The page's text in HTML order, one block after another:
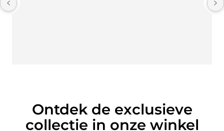
Ontdek de exclusieve
collectie in onze winkel